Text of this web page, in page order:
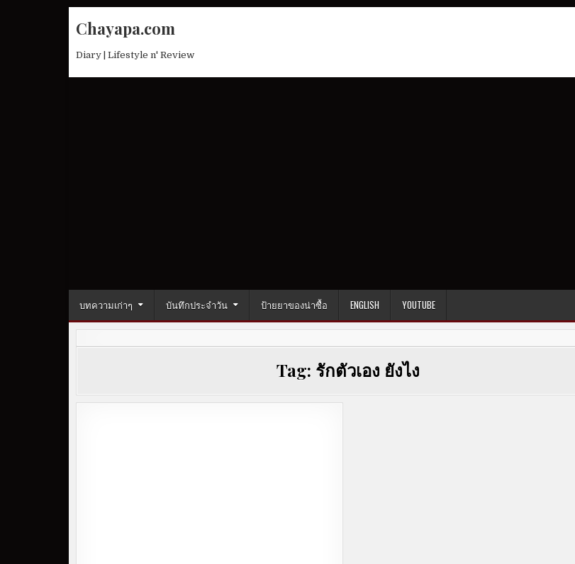
Chayapa.com
Diary | Lifestyle n' Review
บทความเก่าๆ บันทึกประจำวัน ป้ายยาของน่าซื้อ ENGLISH YOUTUBE
Tag: รักตัวเอง ยังไง